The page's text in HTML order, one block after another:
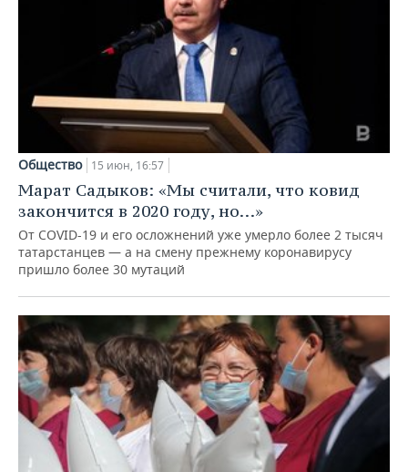
Общество 15 июн, 16:57
Марат Садыков: «Мы считали, что ковид
закончится в 2020 году, но…»
От COVID-19 и его осложнений уже умерло более 2 тысяч
татарстанцев — а на смену прежнему коронавирусу
пришло более 30 мутаций